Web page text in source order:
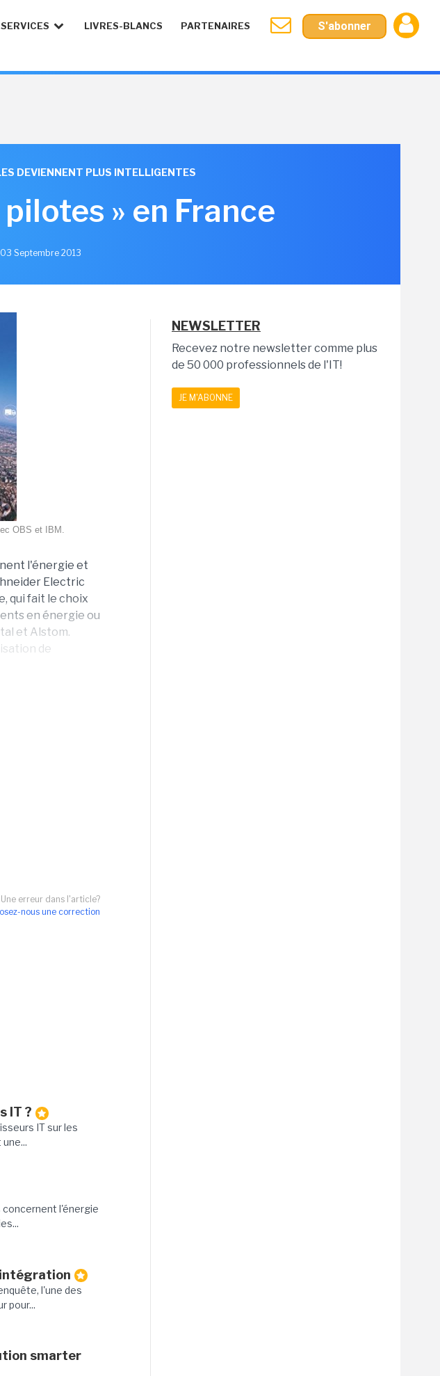
SERVICES LIVRES-BLANCS PARTENAIRES S'abonner
DEVIENNENT PLUS INTELLIGENTES
» en France
Septembre 2013
OBS et IBM.
l'énergie et
Electric
qui fait le choix
en énergie ou
et Alstom.
de
Une erreur dans l'article?
nous une correction
IT ?
IT sur les
concernent l'énergie
l'une des
pour...
smarter
NEWSLETTER
Recevez notre newsletter comme plus
de 50 000 professionnels de l'IT!
JE M'ABONNE